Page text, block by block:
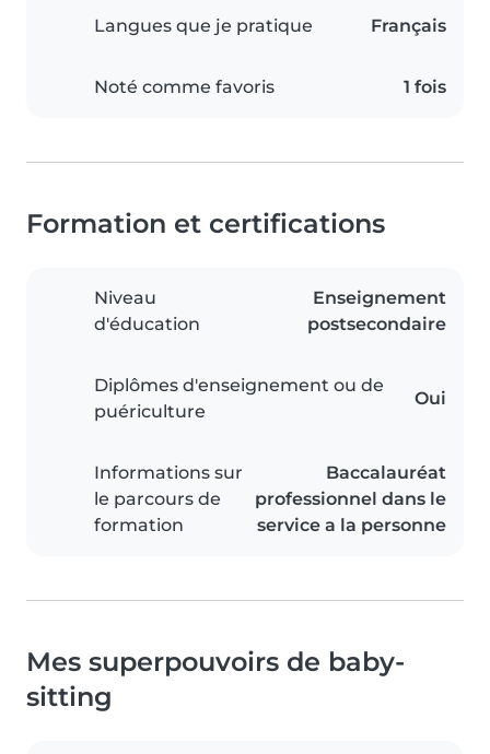
Langues que je pratique Français
Noté comme favoris 1 fois
Formation et certifications
Niveau
d'éducation
Enseignement
postsecondaire
Diplômes d'enseignement ou de
puériculture
Oui
Informations sur
le parcours de
formation
Baccalauréat
professionnel dans le
service a la personne
Mes superpouvoirs de baby-
sitting